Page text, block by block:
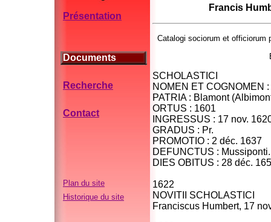
Présentation
Documents
Recherche
Contact
Plan du site
Historique du site
Francis
Catalogi sociorum et officiorum
SCHOLASTICI
NOMEN ET COGNOMEN
PATRIA : Blamont
ORTUS : 1601
INGRESSUS : 17 nov.
GRADUS : Pr.
PROMOTIO : 2 déc. 1637
DEFUNCTUS : Mussiponti.
DIES OBITUS : 28 déc.
1622
NOVITII SCHOLASTICI
Franciscus Humbert, 17